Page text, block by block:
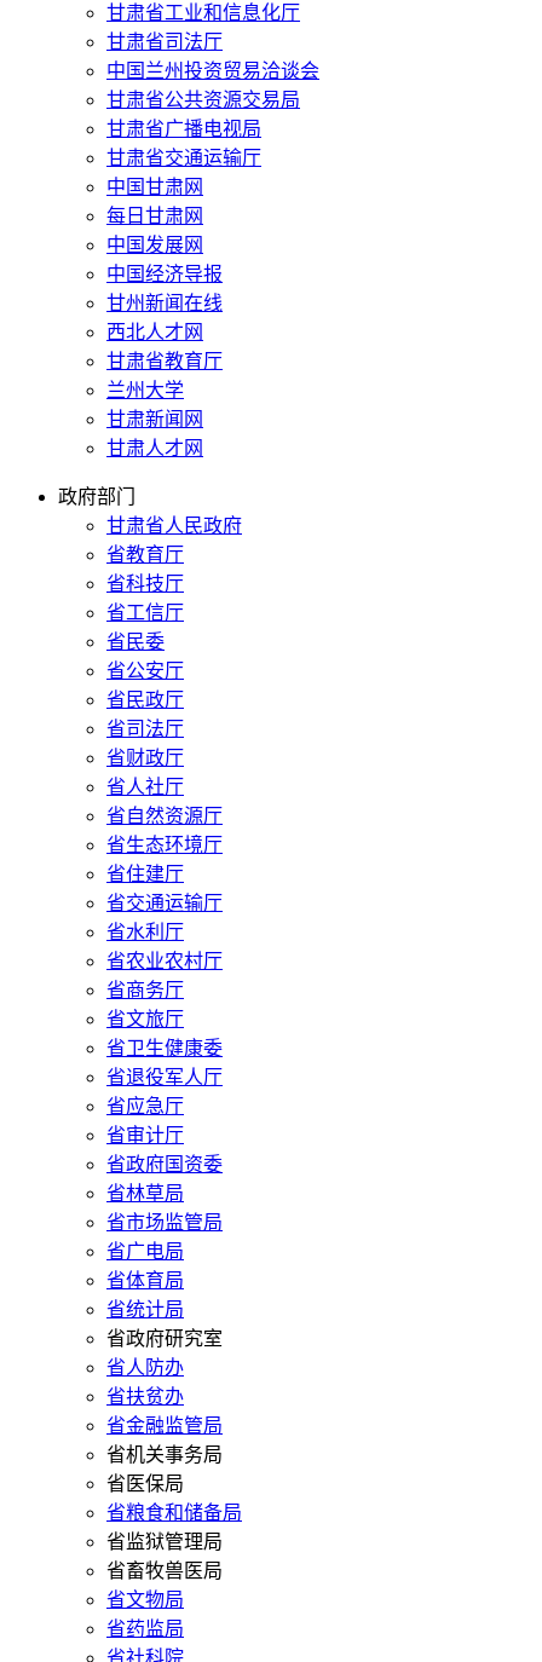
甘肃省工业和信息化厅
甘肃省司法厅
中国兰州投资贸易洽谈会
甘肃省公共资源交易局
甘肃省广播电视局
甘肃省交通运输厅
中国甘肃网
每日甘肃网
中国发展网
中国经济导报
甘州新闻在线
西北人才网
甘肃省教育厅
兰州大学
甘肃新闻网
甘肃人才网
政府部门
甘肃省人民政府
省教育厅
省科技厅
省工信厅
省民委
省公安厅
省民政厅
省司法厅
省财政厅
省人社厅
省自然资源厅
省生态环境厅
省住建厅
省交通运输厅
省水利厅
省农业农村厅
省商务厅
省文旅厅
省卫生健康委
省退役军人厅
省应急厅
省审计厅
省政府国资委
省林草局
省市场监管局
省广电局
省体育局
省统计局
省政府研究室
省人防办
省扶贫办
省金融监管局
省机关事务局
省医保局
省粮食和储备局
省监狱管理局
省畜牧兽医局
省文物局
省药监局
省社科院